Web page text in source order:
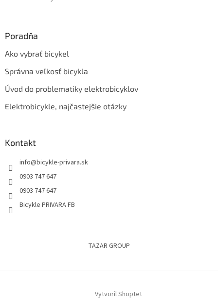
Poradňa
Ako vybrať bicykel
Správna veľkosť bicykla
Úvod do problematiky elektrobicyklov
Elektrobicykle, najčastejšie otázky
Kontakt
info@bicykle-privara.sk
0903 747 647
0903 747 647
Bicykle PRIVARA FB
TAZAR GROUP
Vytvoril Shoptet